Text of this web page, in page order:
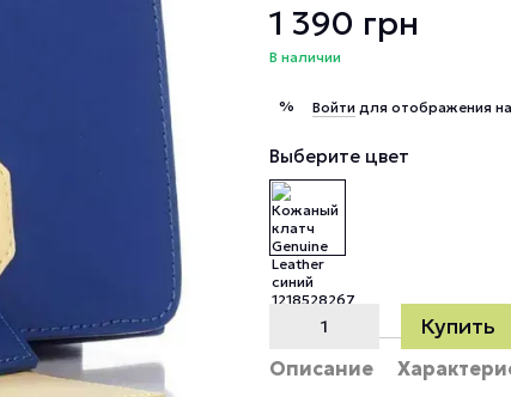
1 390 грн
В наличии
% Войти для отображения
Выберите цвет
Купить
Описание